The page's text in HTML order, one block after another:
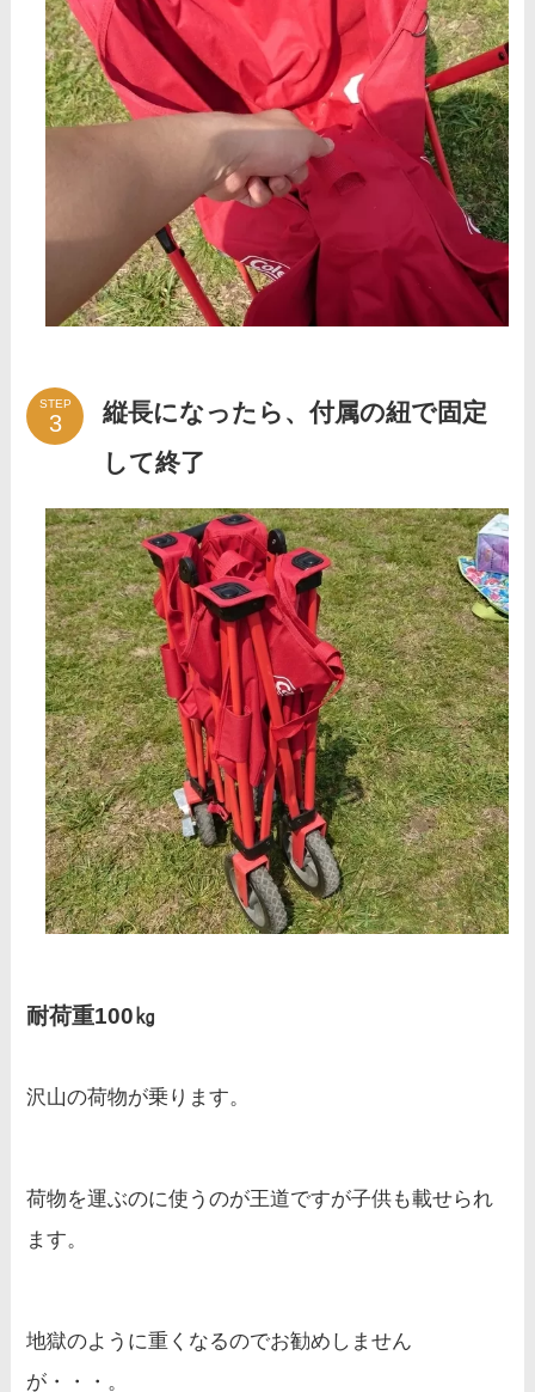
STEP
縦長になったら、付属の紐で固定
して終了
耐荷重100㎏
沢山の荷物が乗ります。
荷物を運ぶのに使うのが王道ですが子供も載せられ
ます。
地獄のように重くなるのでお勧めしません
が・・・。